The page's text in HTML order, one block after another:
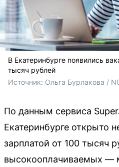
В Екатеринбурге появились
тысяч рублей
Источник: Ольга Бурлакова /
По данным сервиса
Екатеринбурге открыто
зарплатой от 100 тысяч
высокооплачиваемых —